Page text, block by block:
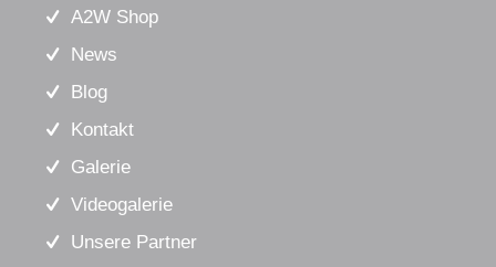
A2W Shop
News
Blog
Kontakt
Galerie
Videogalerie
Unsere Partner